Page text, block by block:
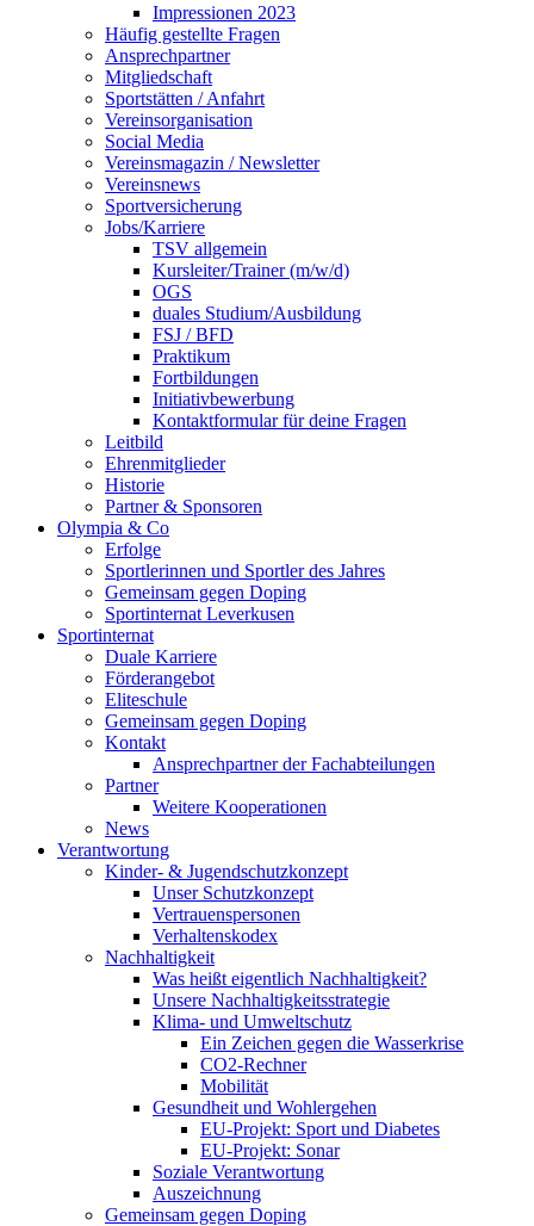
Impressionen 2023
Häufig gestellte Fragen
Ansprechpartner
Mitgliedschaft
Sportstätten / Anfahrt
Vereinsorganisation
Social Media
Vereinsmagazin / Newsletter
Vereinsnews
Sportversicherung
Jobs/Karriere
TSV allgemein
Kursleiter/Trainer (m/w/d)
OGS
duales Studium/Ausbildung
FSJ / BFD
Praktikum
Fortbildungen
Initiativbewerbung
Kontaktformular für deine Fragen
Leitbild
Ehrenmitglieder
Historie
Partner & Sponsoren
Olympia & Co
Erfolge
Sportlerinnen und Sportler des Jahres
Gemeinsam gegen Doping
Sportinternat Leverkusen
Sportinternat
Duale Karriere
Förderangebot
Eliteschule
Gemeinsam gegen Doping
Kontakt
Ansprechpartner der Fachabteilungen
Partner
Weitere Kooperationen
News
Verantwortung
Kinder- & Jugendschutzkonzept
Unser Schutzkonzept
Vertrauenspersonen
Verhaltenskodex
Nachhaltigkeit
Was heißt eigentlich Nachhaltigkeit?
Unsere Nachhaltigkeitsstrategie
Klima- und Umweltschutz
Ein Zeichen gegen die Wasserkrise
CO2-Rechner
Mobilität
Gesundheit und Wohlergehen
EU-Projekt: Sport und Diabetes
EU-Projekt: Sonar
Soziale Verantwortung
Auszeichnung
Gemeinsam gegen Doping